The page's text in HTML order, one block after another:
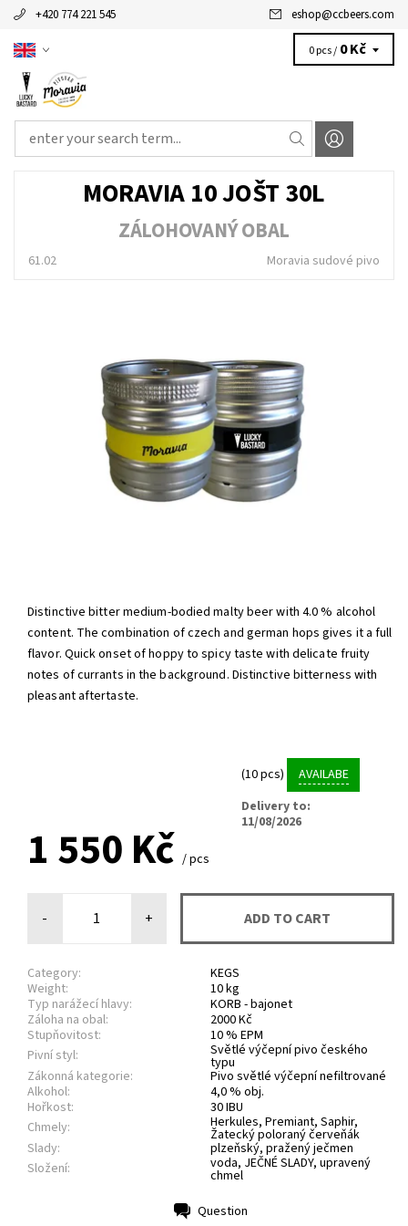
+420 774 221 545 eshop@ccbeers.com
0 pcs / 0 Kč
MORAVIA 10 JOŠT 30L
ZÁLOHOVANÝ OBAL
61.02 Moravia sudové pivo
Distinctive bitter medium-bodied malty beer with 4.0 % alcohol
content. The combination of czech and german hops gives it a full
flavor. Quick onset of hoppy to spicy taste with delicate fruity
notes of currants in the background. Distinctive bitterness with
pleasant aftertaste.
(10 pcs)
AVAILABE
Delivery to:
11/08/2026
1 550 Kč / pcs
- +
Category:
KEGS
Weight:
10 kg
Typ narážecí hlavy:
KORB - bajonet
Záloha na obal:
2000 Kč
Stupňovitost:
10 % EPM
Pivní styl:
Světlé výčepní pivo českého
typu
Zákonná kategorie:
Pivo světlé výčepní nefiltrované
Alkohol:
4,0 % obj.
Hořkost:
30 IBU
Chmely:
Herkules, Premiant, Saphir,
Žatecký poloraný červeňák
Slady:
plzeňský, pražený ječmen
Složení:
voda, JEČNÉ SLADY, upravený
chmel
Question